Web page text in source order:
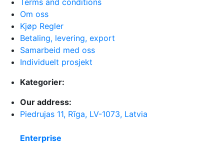
Om oss
Kjøp Regler
Betaling, levering, export
Samarbeid med oss
Individuelt prosjekt
Kategorier:
Our address:
Piedrujas 11, Rīga, LV-1073, Latvia
Enterprise